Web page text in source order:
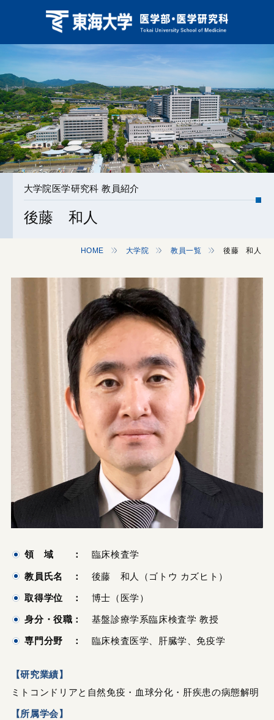
大学院医学研究科 教員紹介
後藤 和人
HOME 大学院 教員一覧 後藤 和人
領 域 ： 臨床検査学
教員氏名 ： 後藤 和人（ゴトウ カズヒト）
取得学位 ： 博士（医学）
身分・役職： 基盤診療学系臨床検査学 教授
専門分野 ： 臨床検査医学、肝臓学、免疫学
【研究業績】
ミトコンドリアと自然免疫・血球分化・肝疾患の病態解明
【所属学会】